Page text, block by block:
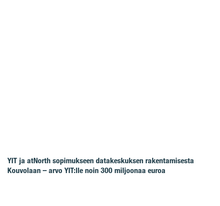
YIT ja atNorth sopimukseen datakeskuksen rakentamisesta
Kouvolaan – arvo YIT:lle noin 300 miljoonaa euroa